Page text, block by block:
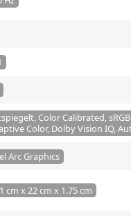
Color Calibrated,
Color, Dolby Vision IQ,
Arc Graphics
cm x 22 cm x 1.75 cm